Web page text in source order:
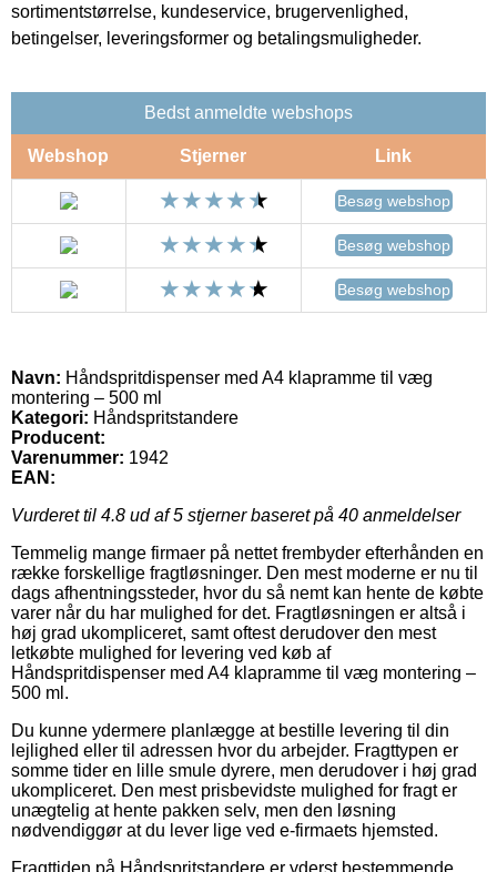
sortimentstørrelse, kundeservice, brugervenlighed,
betingelser, leveringsformer og betalingsmuligheder.
Bedst anmeldte webshops
Webshop Stjerner Link
Besøg webshop
Besøg webshop
Besøg webshop
Navn: Håndspritdispenser med A4 klapramme til væg
montering – 500 ml
Kategori: Håndspritstandere
Producent:
Varenummer: 1942
EAN:
Vurderet til 4.8 ud af 5 stjerner baseret på 40 anmeldelser
Temmelig mange firmaer på nettet frembyder efterhånden en
række forskellige fragtløsninger. Den mest moderne er nu til
dags afhentningssteder, hvor du så nemt kan hente de købte
varer når du har mulighed for det. Fragtløsningen er altså i
høj grad ukompliceret, samt oftest derudover den mest
letkøbte mulighed for levering ved køb af
Håndspritdispenser med A4 klapramme til væg montering –
500 ml.
Du kunne ydermere planlægge at bestille levering til din
lejlighed eller til adressen hvor du arbejder. Fragttypen er
somme tider en lille smule dyrere, men derudover i høj grad
ukompliceret. Den mest prisbevidste mulighed for fragt er
unægtelig at hente pakken selv, men den løsning
nødvendiggør at du lever lige ved e-firmaets hjemsted.
Fragttiden på Håndspritstandere er yderst bestemmende